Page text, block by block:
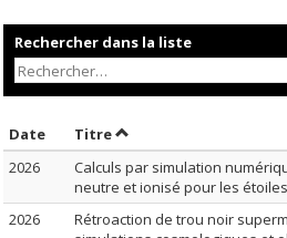
Rechercher dans la liste
Date Trier par date en ordre croissant
TitreTrier par titre en ordre
2026
Calculs par simulation
neutre et ionisé pour les
2026
Rétroaction de trou noir